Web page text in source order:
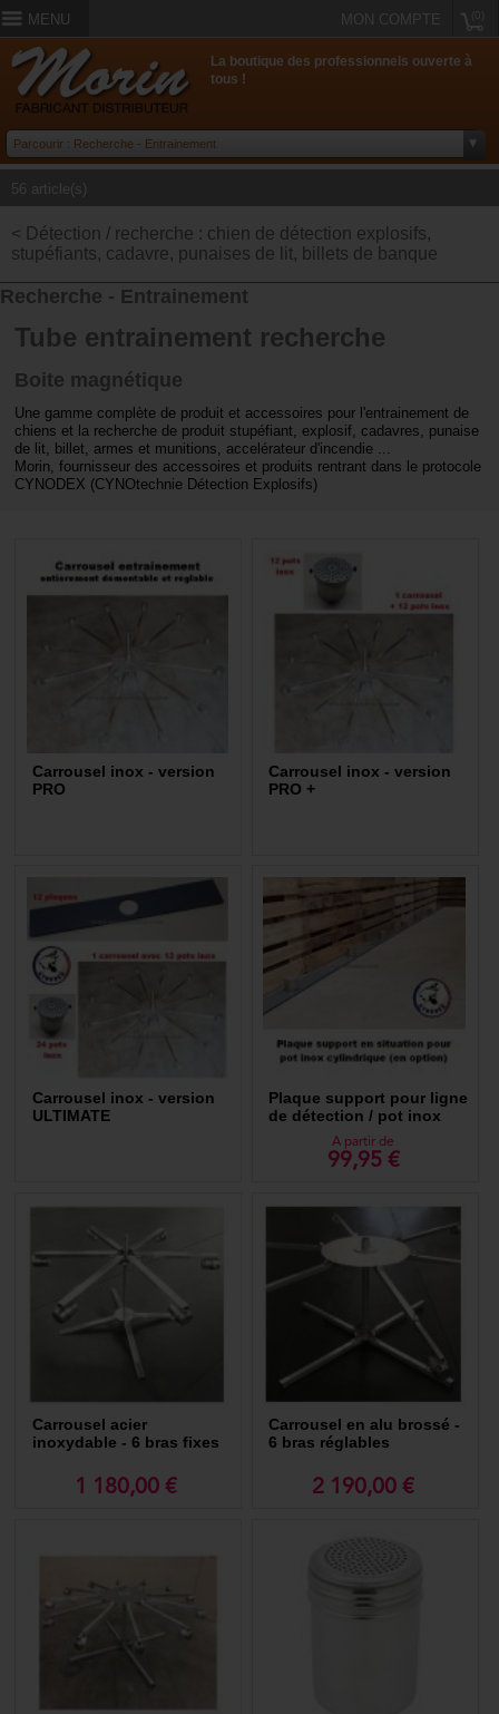
MENU MON COMPTE
La boutique des professionnels ouverte à
tous !
56 article(s)
< Détection / recherche : chien de détection explosifs,
stupéfiants, cadavre, punaises de lit, billets de banque
Recherche - Entrainement
Tube entrainement recherche
Boite magnétique
Une gamme complète de produit et accessoires pour l'entrainement de
chiens et la recherche de produit stupéfiant, explosif, cadavres, punaise
de lit, billet, armes et munitions, accelérateur d'incendie ...
Morin, fournisseur des accessoires et produits rentrant dans le protocole
CYNODEX (CYNOtechnie Détection Explosifs)
Carrousel inox - version
PRO
Carrousel inox - version
PRO +
Carrousel inox - version
ULTIMATE
Plaque support pour ligne
de détection / pot inox
cylindriqueA partir de
99,95 €
Carrousel acier
inoxydable - 6 bras fixes
1 180,00 €
Carrousel en alu brossé -
6 bras réglables
2 190,00 €